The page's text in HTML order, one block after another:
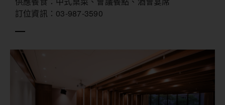
訂位資訊：03-987-3590